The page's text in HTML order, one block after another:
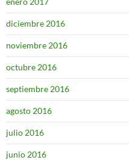
diciembre 2016
noviembre 2016
octubre 2016
septiembre 2016
agosto 2016
julio 2016
junio 2016